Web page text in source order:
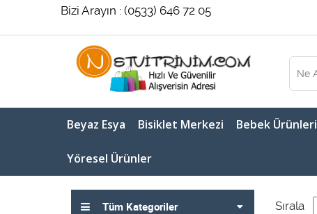
Bizi Arayın : (0533) 646 72 05
Beyaz Esya Bisiklet Merkezi Bebek Ürünleri
Yöresel Ürünler
Tüm Kategoriler Sırala